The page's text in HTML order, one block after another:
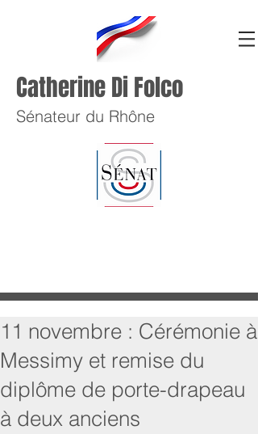
Catherine Di Folco
Sénateur du Rhône
11 novembre : Cérémonie à
Messimy et remise du
diplôme de porte-drapeau
à deux anciens